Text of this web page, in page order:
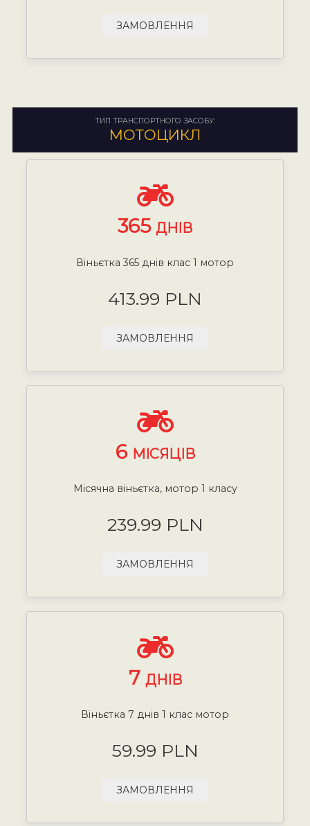
ЗАМОВЛЕННЯ
ТИП ТРАНСПОРТНОГО ЗАСОБУ:
МОТОЦИКЛ
365 ДНІВ
Віньєтка 365 днів клас 1 мотор
413.99 PLN
ЗАМОВЛЕННЯ
6 МІСЯЦІВ
Місячна віньєтка, мотор 1 класу
239.99 PLN
ЗАМОВЛЕННЯ
7 ДНІВ
Віньєтка 7 днів 1 клас мотор
59.99 PLN
ЗАМОВЛЕННЯ